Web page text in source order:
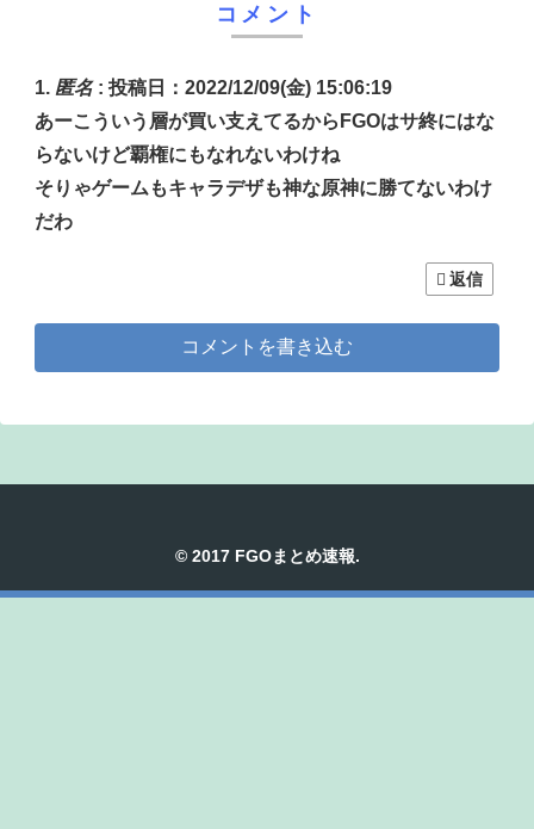
コメント
匿名: 投稿日：2022/12/09(金) 15:06:19
あーこういう層が買い支えてるからFGOはサ終にはな
らないけど覇権にもなれないわけね
そりゃゲームもキャラデザも神な原神に勝てないわけ
だわ
返信
コメントを書き込む
© 2017 FGOまとめ速報.